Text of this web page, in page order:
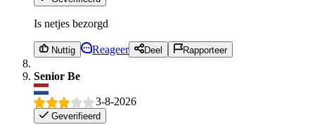
Is netjes bezorgd
Nuttig Reageer Deel Rapporteer
Senior Be
3-8-2026
Geverifieerd